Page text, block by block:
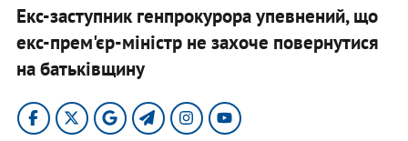
Екс-заступник генпрокурора упевнений, що
екс-прем'єр-міністр не захоче повернутися
на батьківщину